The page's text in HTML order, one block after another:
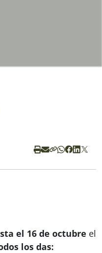
el 16 de octubre el
los das: